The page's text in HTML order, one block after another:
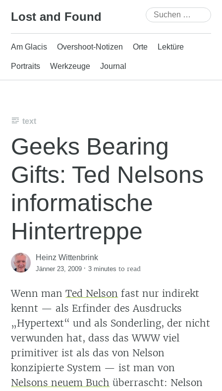
Lost and Found
Suchen
nach:
Am Glacis Overshoot-Notizen Orte Lektüre
Portraits Werkzeuge Journal
text
Geeks Bearing
Gifts: Ted Nelsons
informatische
Hintertreppe
Heinz Wittenbrink
Jänner 23, 2009 ·3 minutes to read
Wenn manTed Nelson fast nur indirekt
kennt — als Erfinder des Ausdrucks
Hypertext
und als Sonderling, der nicht
verwunden hat, dass das WWW viel
primitiver ist als das von Nelson
konzipierte System — ist man von
Nelsons neuem Buch überrascht: Nelson